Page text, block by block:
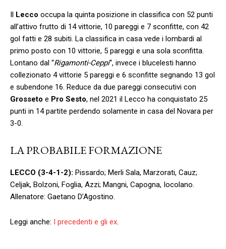
Il Lecco occupa la quinta posizione in classifica con 52 punti
all’attivo frutto di 14 vittorie, 10 pareggi e 7 sconfitte, con 42
gol fatti e 28 subiti. La classifica in casa vede i lombardi al
primo posto con 10 vittorie, 5 pareggi e una sola sconfitta.
Lontano dal “Rigamonti-Ceppi“, invece i blucelesti hanno
collezionato 4 vittorie 5 pareggi e 6 sconfitte segnando 13 gol
e subendone 16. Reduce da due pareggi consecutivi con
Grosseto e Pro Sesto, nel 2021 il Lecco ha conquistato 25
punti in 14 partite perdendo solamente in casa del Novara per
3-0.
LA PROBABILE FORMAZIONE
LECCO (3-4-1-2): Pissardo; Merli Sala, Marzorati, Cauz;
Celjak, Bolzoni, Foglia, Azzi; Mangni, Capogna, Iocolano.
Allenatore: Gaetano D’Agostino.
Leggi anche: I precedenti e gli ex.